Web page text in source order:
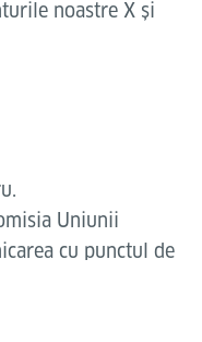
noastre X și
Uniunii
cu punctul de